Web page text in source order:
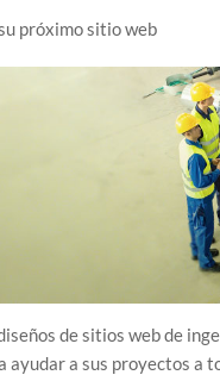
próximo sitio web
de sitios web de
a sus proyectos a